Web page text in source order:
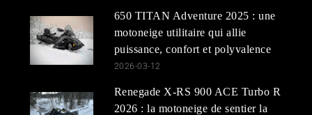
650 TITAN Adventure 2025 : une
motoneige utilitaire qui allie
puissance, confort et polyvalence
2026-03-12
Renegade X-RS 900 ACE Turbo R
2026 : la motoneige de sentier la